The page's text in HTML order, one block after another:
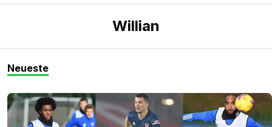
Willian
Neueste